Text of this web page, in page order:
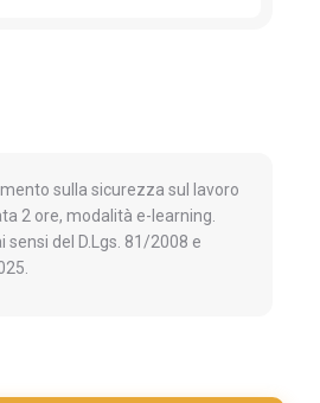
sulla sicurezza sul lavoro
2 ore, modalità e-learning.
del D.Lgs. 81/2008 e